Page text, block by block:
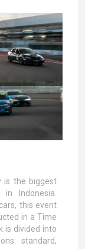
is the biggest
Indonesia.
this event
in a Time
is divided into
standard,